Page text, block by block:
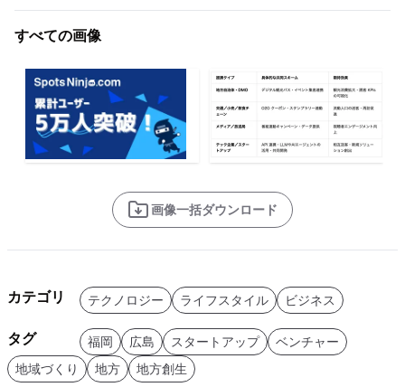
すべての画像
画像一括ダウンロード
カテゴリ テクノロジー ライフスタイル ビジネス
タグ 福岡 広島 スタートアップ
ベンチャー
地域づくり
地方 地方創生